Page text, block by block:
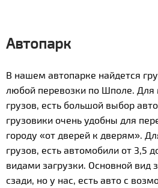
Автопарк
В нашем автопарке найдется
любой перевозки по Шполе. Для
грузов, есть большой выбор
грузовики очень удобны для
городу «от дверей к дверям».
грузов, есть автомобили от 3,5
видами загрузки. Основной вид
сзади, но у нас, есть авто с